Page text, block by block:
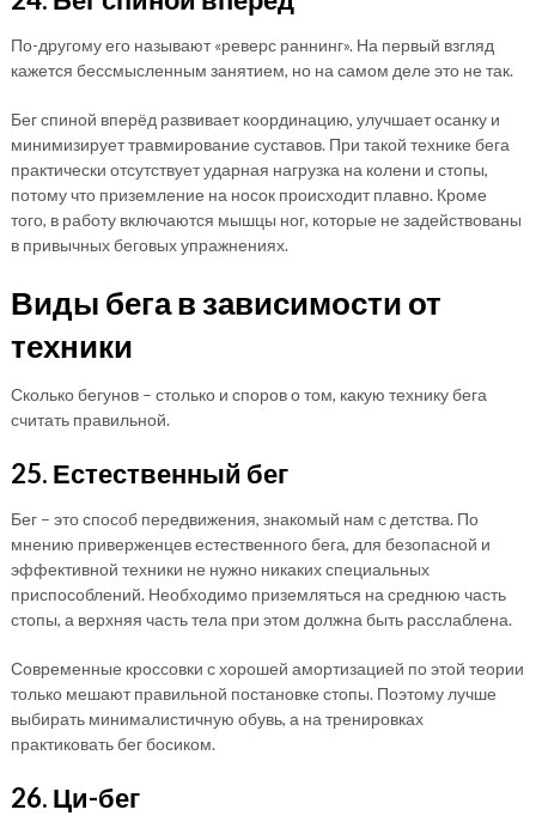
По-другому его называют «реверс раннинг». На первый взгляд
кажется бессмысленным занятием, но на самом деле это не так.
Бег спиной вперёд развивает координацию, улучшает осанку и
минимизирует травмирование суставов. При такой технике бега
практически отсутствует ударная нагрузка на колени и стопы,
потому что приземление на носок происходит плавно. Кроме
того, в работу включаются мышцы ног, которые не задействованы
в привычных беговых упражнениях.
Виды бега в зависимости от
техники
Сколько бегунов – столько и споров о том, какую технику бега
считать правильной.
25. Естественный бег
Бег – это способ передвижения, знакомый нам с детства. По
мнению приверженцев естественного бега, для безопасной и
эффективной техники не нужно никаких специальных
приспособлений. Необходимо приземляться на среднюю часть
стопы, а верхняя часть тела при этом должна быть расслаблена.
Современные кроссовки с хорошей амортизацией по этой теории
только мешают правильной постановке стопы. Поэтому лучше
выбирать минималистичную обувь, а на тренировках
практиковать бег босиком.
26. Ци-бег